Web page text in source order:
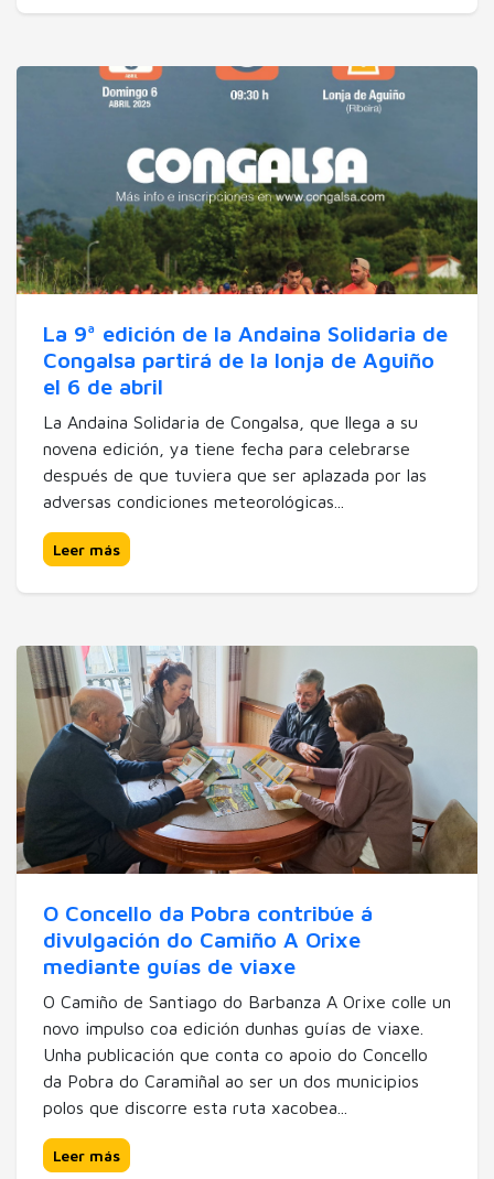
La 9ª edición de la Andaina Solidaria de
Congalsa partirá de la lonja de Aguiño
el 6 de abril
La Andaina Solidaria de Congalsa, que llega a su
novena edición, ya tiene fecha para celebrarse
después de que tuviera que ser aplazada por las
adversas condiciones meteorológicas...
Leer más
O Concello da Pobra contribúe á
divulgación do Camiño A Orixe
mediante guías de viaxe
O Camiño de Santiago do Barbanza A Orixe colle un
novo impulso coa edición dunhas guías de viaxe.
Unha publicación que conta co apoio do Concello
da Pobra do Caramiñal ao ser un dos municipios
polos que discorre esta ruta xacobea...
Leer más